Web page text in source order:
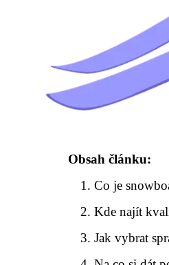
Obsah článku:
Co je
Kde najít
Jak vybrat